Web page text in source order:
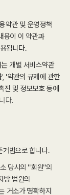
약관 및 운영정책
용이 이 약관과
됩니다.
개별 서비스약관
'약관의 규제에 관한
진 및 정보보호 등에
다.
거법으로 합니다.
당시의 "회원"의
방 법원의
거소가 명확하지